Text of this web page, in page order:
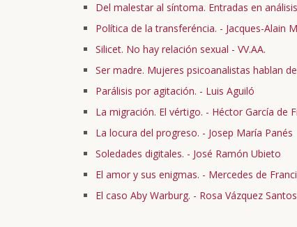
Del malestar al síntoma. Entradas en análisis
Política de la transferéncia. - Jacques-Alain
Silicet. No hay relación sexual - VV.AA.
Ser madre. Mujeres psicoanalistas hablan
Parálisis por agitación. - Luis Aguiló
La migración. El vértigo. - Héctor García de
La locura del progreso. - Josep María Panés
Soledades digitales. - José Ramón Ubieto
El amor y sus enigmas. - Mercedes de
El caso Aby Warburg. - Rosa Vázquez Santos